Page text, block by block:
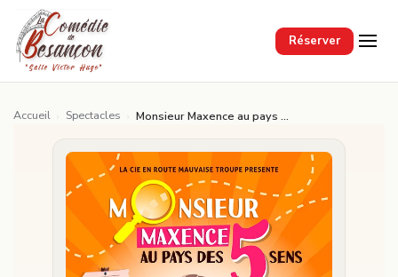
Réserver
Passer au contenu principal
Accueil Spectacles Monsieur Maxence au pays des 5 sens